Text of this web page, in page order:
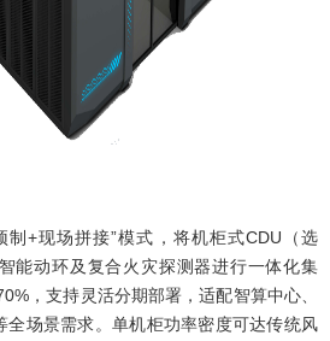
制+现场拼接”模式，将机柜式CDU（选
能动环及复合火灾探测器进行一体化集
，支持灵活分期部署，适配智算中心、
全场景需求。单机柜功率密度可达传统风